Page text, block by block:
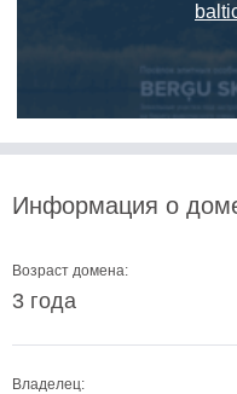
Информация о
Возраст домена:
3 года
Владелец: